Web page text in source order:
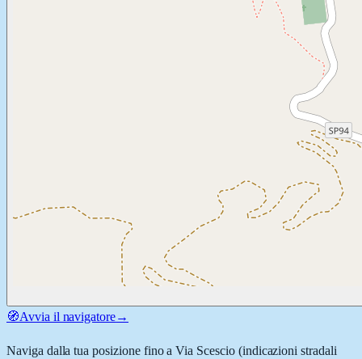
🧭Avvia il navigatore→
Naviga dalla tua posizione fino aVia Scescio(indicazioni stradali